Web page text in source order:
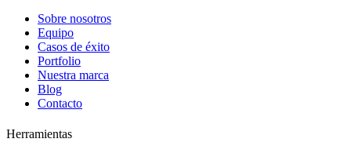
Sobre nosotros
Equipo
Casos de éxito
Portfolio
Nuestra marca
Blog
Contacto
Herramientas